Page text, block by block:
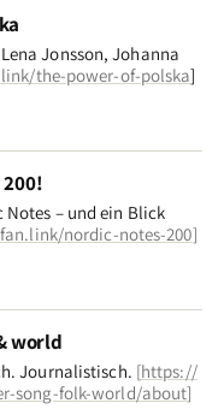
Jonsson, Johanna
the-power-of-polska]
Notes – und ein Blick
nordic-notes-200]
world
Journalistisch. [https://
song-folk-world/about]